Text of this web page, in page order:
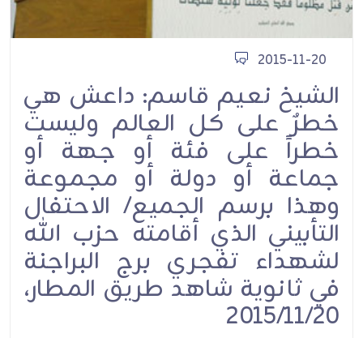
2015-11-20
الشيخ نعيم قاسم: داعش هي
خطرٌ على كل العالم وليست
خطراً على فئة أو جهة أو
جماعة أو دولة أو مجموعة
وهذا برسم الجميع/ الاحتفال
التأبيني الذي أقامته حزب الله
لشهداء تفجري برج البراجنة
في ثانوية شاهد طريق المطار،
2015/11/20